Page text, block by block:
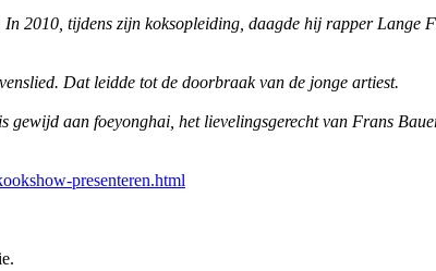
2010, tijdens zijn koksopleiding, daagde hij rapper Lange
Dat leidde tot de doorbraak van de jonge artiest.
aan foe­yong­hai, het lievelingsgerecht van Frans
presenteren.html